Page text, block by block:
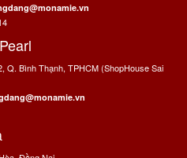
Q. Bình Thạnh, TPHCM (ShopHouse Sai